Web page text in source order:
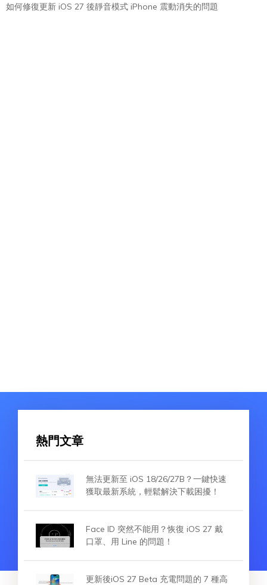
如何修復更新 iOS 27 後靜音模式 iPhone 震動消失的問題
熱門文章
無法更新至 iOS 18/26/27B？一鍵快速
獲取最新系統，輕鬆解決下載困擾！
Face ID 突然不能用？恢復 iOS 27 戴
口罩、用 Line 的問題！
更新後iOS 27 Beta 充電問題的 7 種高